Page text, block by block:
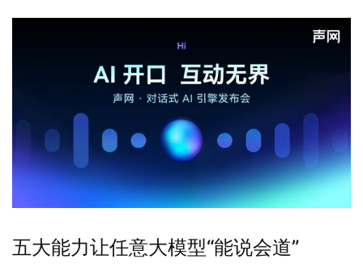
五大能力让任意大模型“能说会道”